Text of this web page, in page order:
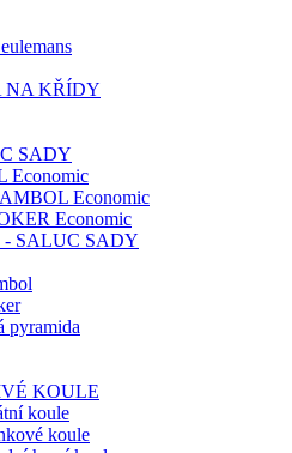
NA KŘÍDY
SADY
Economic
Economic
Economic
SALUC SADY
pyramida
KOULE
koule
koule